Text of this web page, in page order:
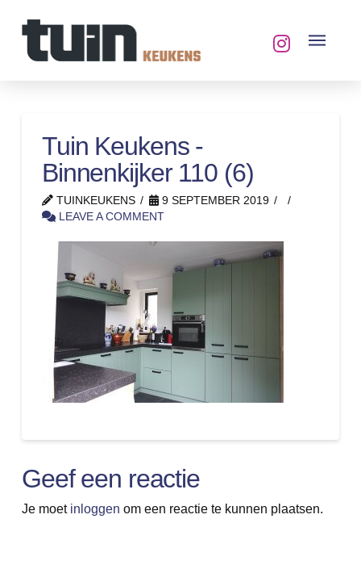
Tuin Keukens -
Binnenkijker 110 (6)
TUINKEUKENS
9 SEPTEMBER 2019
LEAVE A COMMENT
Geef een reactie
Je moet inloggen om een reactie te kunnen plaatsen.